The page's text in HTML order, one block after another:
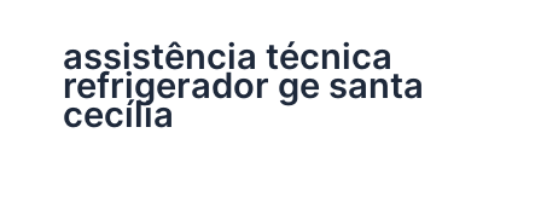
assistência técnica
refrigerador ge santa
cecília